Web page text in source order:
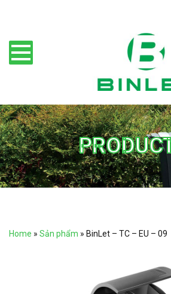
Home » Sản phẩm » BinLet – TC – EU – 09